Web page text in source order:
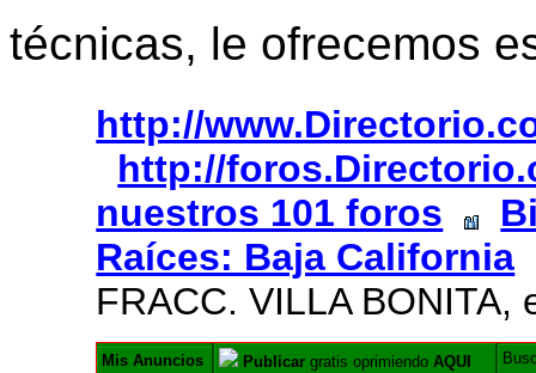
técnicas, le ofrecemos
http://
http://
nuestros 101 foros
Raíces: Baja California
FRACC. VILLA BONITA,
Mis Anuncios Publicar gratis oprimiendoAQUI